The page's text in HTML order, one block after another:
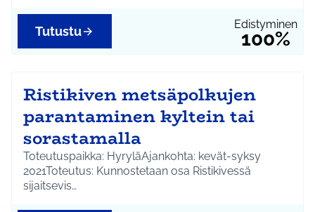
Edistyminen
100%
Tutustu
Ristikiven metsäpolkujen
parantaminen kyltein tai
sorastamalla
Toteutuspaikka: HyryläAjankohta: kevät-syksy
2021Toteutus: Kunnostetaan osa Ristikivessä
sijaitsevis…